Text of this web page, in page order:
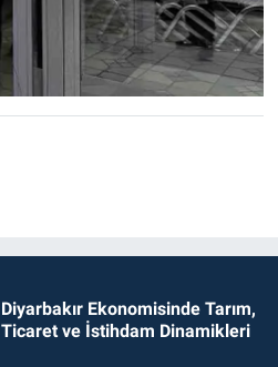
Diyarbakır Ekonomisinde Tarım,
Ticaret ve İstihdam Dinamikleri